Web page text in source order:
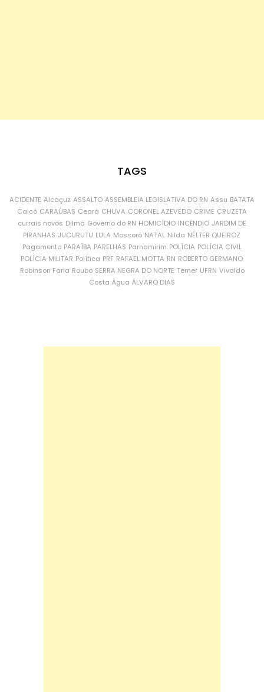
TAGS
ACIDENTE Alcaçuz ASSALTO ASSEMBLEIA LEGISLATIVA DO RN Assu BATATA
Caicó CARAÚBAS Ceará CHUVA CORONEL AZEVEDO CRIME CRUZETA
currais novos Dilma Governo do RN HOMICÍDIO INCÊNDIO JARDIM DE
PIRANHAS JUCURUTU LULA Mossoró NATAL Nilda NÉLTER QUEIROZ
Pagamento PARAÍBA PARELHAS Parnamirim POLÍCIA POLÍCIA CIVIL
POLÍCIA MILITAR Política PRF RAFAEL MOTTA RN ROBERTO GERMANO
Robinson Faria Roubo SERRA NEGRA DO NORTE Temer UFRN Vivaldo
Costa Água ÁLVARO DIAS